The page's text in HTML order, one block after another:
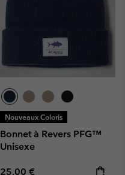
Nouveaux Coloris
Bonnet à Revers PFG™
Unisexe
Regular price:
25,00 €